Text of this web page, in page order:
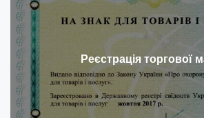
Реєстрація торгової